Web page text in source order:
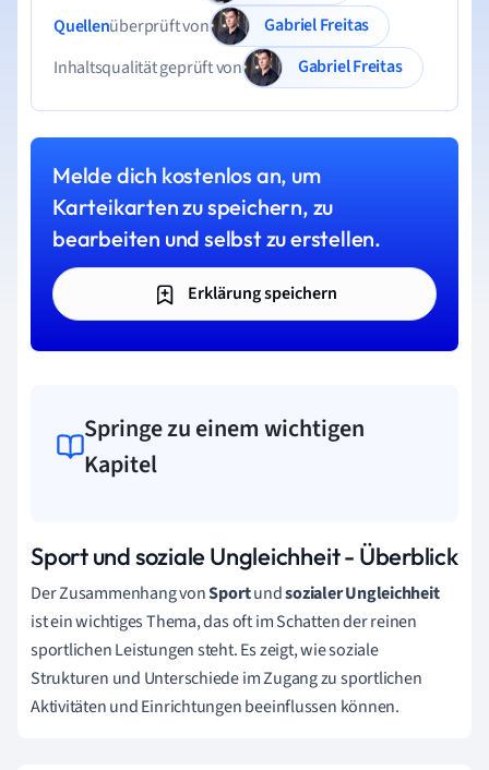
Quellenüberprüft von
Gabriel Freitas
Inhaltsqualität geprüft von
Gabriel Freitas
Melde dich kostenlos an, um
Karteikarten zu speichern, zu
bearbeiten und selbst zu erstellen.
Erklärung speichern
Springe zu einem wichtigen
Kapitel
Sport und soziale Ungleichheit - Überblick
Der Zusammenhang vonSportundsozialer Ungleichheit
ist ein wichtiges Thema, das oft im Schatten der reinen
sportlichen Leistungen steht. Es zeigt, wie soziale
Strukturen und Unterschiede im Zugang zu sportlichen
Aktivitäten und Einrichtungen beeinflussen können.